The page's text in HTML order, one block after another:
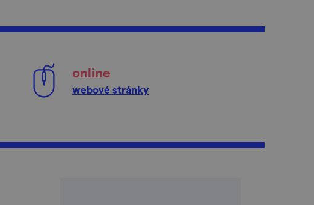
online
webové stránky